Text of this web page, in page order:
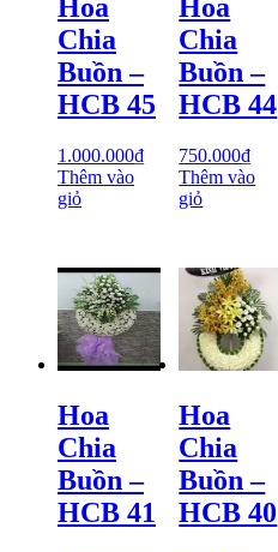
Hoa
Chia
Buồn –
HCB 45
1.000.000₫
Thêm vào
giỏ
Hoa
Chia
Buồn –
HCB 44
750.000₫
Thêm vào
giỏ
Hoa
Chia
Buồn –
HCB 41
Hoa
Chia
Buồn –
HCB 40